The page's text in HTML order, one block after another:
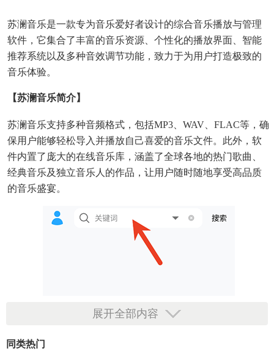
苏澜音乐是一款专为音乐爱好者设计的综合音乐播放与管理
软件，它集合了丰富的音乐资源、个性化的播放界面、智能
推荐系统以及多种音效调节功能，致力于为用户打造极致的
音乐体验。
【苏澜音乐简介】
苏澜音乐支持多种音频格式，包括MP3、WAV、FLAC等，确
保用户能够轻松导入并播放自己喜爱的音乐文件。此外，软
件内置了庞大的在线音乐库，涵盖了全球各地的热门歌曲、
经典音乐及独立音乐人的作品，让用户随时随地享受高品质
的音乐盛宴。
展开全部内容
同类热门